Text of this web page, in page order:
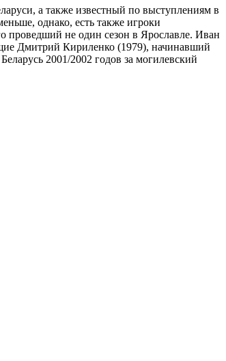
а также известный по выступлениям в
однако, есть также игроки
проведший не один сезон в Ярославле. Иван
Дмитрий Кириленко (1979), начинавший
2001/2002 годов за могилевский